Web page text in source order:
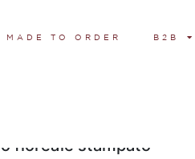
MADE TO ORDER B2B
in tessuto stampa
floreale stampato